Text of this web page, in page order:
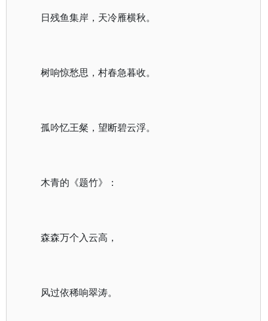
日残鱼集岸，天冷雁横秋。
树响惊愁思，村春急暮收。
孤吟忆王粲，望断碧云浮。
木青的《题竹》：
森森万个入云高，
风过依稀响翠涛。